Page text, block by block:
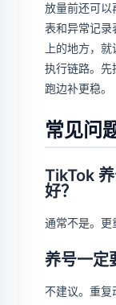
放量前还可以
表和异常记录
上的地方，
执行链路。先
跑边补更稳。
常见问
TikTok
好？
通常不是。更
养号一定
不建议。重复